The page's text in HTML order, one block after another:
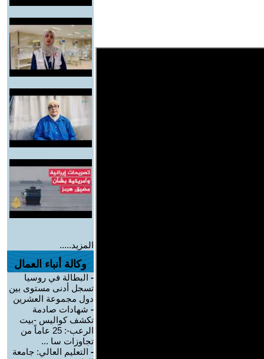
المزيد.....
وكالة أنباء العمال
- البطالة في روسيا
تسجل أدنى مستوى بين
دول مجموعة العشرين
- شهادات صادمة
تكشف كواليس -بيت
الرعب-: 25 عاماً من
تجاوزات سا ...
- التعليم العالي: جامعة